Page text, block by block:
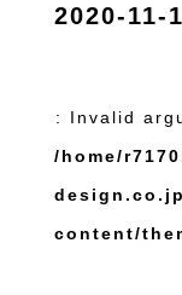
2020-11-
: Invalid
/home/
content/